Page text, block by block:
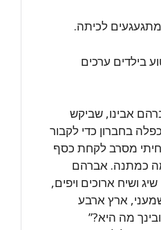
לכיתה.
בילדים ערכים
אבינו, שביקש
בחברון כדי לקבור
מסרב לקחת כסף
כמתנה. אברהם
ושיח ארוכים ויפים,
ארץ ארבע
מה היא?”